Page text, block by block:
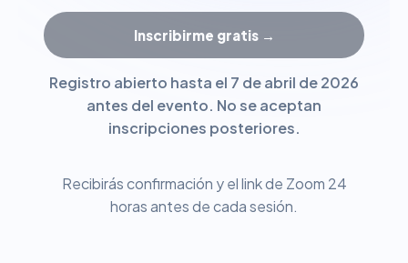
Inscribirme gratis →
Registro abierto hasta el 7 de abril de 2026
antes del evento. No se aceptan
inscripciones posteriores.
Recibirás confirmación y el link de Zoom 24
horas antes de cada sesión.